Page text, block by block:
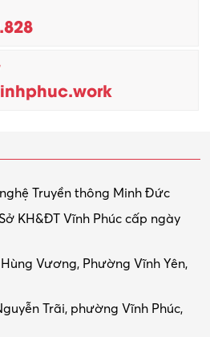
QC
máy
Truyền thông Minh Đức
KH&ĐT Vĩnh Phúc cấp ngày
Vương, Phường Vĩnh Yên,
Trãi, phường Vĩnh Phúc,